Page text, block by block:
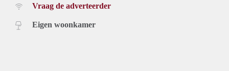
Vraag de adverteerder
Eigen woonkamer